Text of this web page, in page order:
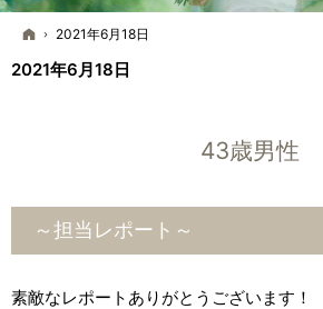
ホーム
2021年6月18日
2021年6月18日
43歳男性
～担当レポート～
素敵なレポートありがとうございます！